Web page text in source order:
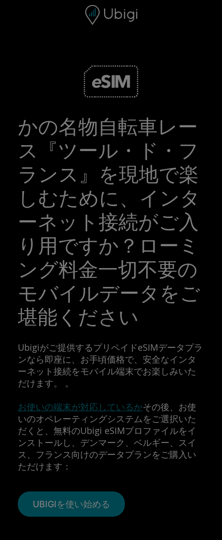
ナビゲーションバー
かの名物自転車レー
ス『ツール・ド・フ
ランス』を現地で楽
しむために、インタ
ーネット接続がご入
り用ですか？ローミ
ング料金一切不要の
モバイルデータをご
堪能ください
Ubigiがご提供するプリペイドeSIMデータプラ
ンなら即座に、お手頃価格で、安全なインタ
ーネット接続をモバイル端末でお楽しみいた
だけます。 。
お使いの端末が対応しているかその後、お使
いのオペレーティングシステムをご選択いた
だくと、無料のUbigi eSIMプロファイルをイ
ンストールし、デンマーク、ベルギー、スイ
ス、フランス向けのデータプランをご購入い
ただけます：
UBIGIを使い始める